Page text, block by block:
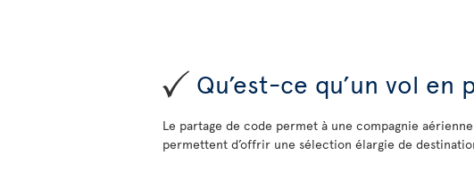
Qu’est-ce qu’un vol
Le partage de code permet à une compagnie
permettent d’offrir une sélection élargie de